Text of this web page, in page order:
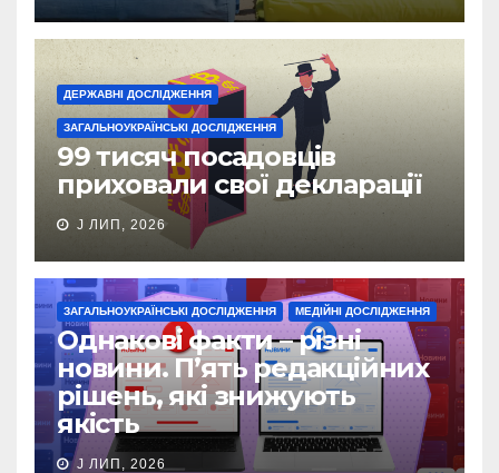
ДЕРЖАВНІ ДОСЛІДЖЕННЯ
ЗАГАЛЬНОУКРАЇНСЬКІ ДОСЛІДЖЕННЯ
99 тисяч посадовців
приховали свої декларації
J ЛИП, 2026
ЗАГАЛЬНОУКРАЇНСЬКІ ДОСЛІДЖЕННЯ МЕДІЙНІ ДОСЛІДЖЕННЯ
Однакові факти – різні
новини. П’ять редакційних
рішень, які знижують
якість
J ЛИП, 2026